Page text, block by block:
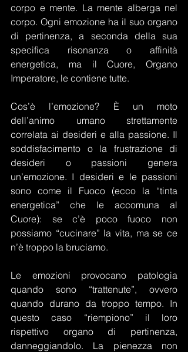
corpo e mente. La mente alberga nel
corpo. Ogni emozione ha il suo organo
di pertinenza, a seconda della sua
specifica risonanza o affinità
energetica, ma il Cuore, Organo
Imperatore, le contiene tutte.
Cos’è l’emozione? È un moto
dell’animo umano strettamente
correlata ai desideri e alla passione. Il
soddisfacimento o la frustrazione di
desideri o passioni genera
un’emozione. I desideri e le passioni
sono come il Fuoco (ecco la “tinta
energetica” che le accomuna al
Cuore): se c’è poco fuoco non
possiamo “cucinare” la vita, ma se ce
n’è troppo la bruciamo.
Le emozioni provocano patologia
quando sono “trattenute”, ovvero
quando durano da troppo tempo. In
questo caso “riempiono” il loro
rispettivo organo di pertinenza,
danneggiandolo. La pienezza non